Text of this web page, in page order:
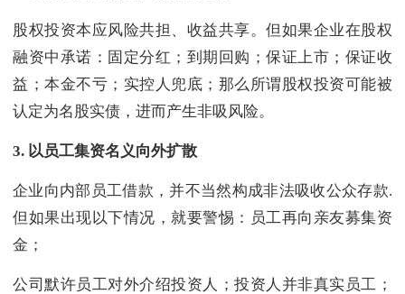
股权投资本应风险共担、收益共享。但如果企业在股权
融资中承诺：固定分红；到期回购；保证上市；保证收
益；本金不亏；实控人兜底；那么所谓股权投资可能被
认定为名股实债，进而产生非吸风险。
3. 以员工集资名义向外扩散
企业向内部员工借款，并不当然构成非法吸收公众存款.
但如果出现以下情况，就要警惕：员工再向亲友募集资
金；
公司默许员工对外介绍投资人；投资人并非真实员工；